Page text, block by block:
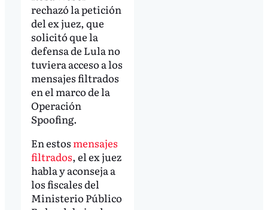
rechazó la petición
del ex juez, que
solicitó que la
defensa de Lula no
tuviera acceso a los
mensajes filtrados
en el marco de la
Operación
Spoofing.
En estos mensajes
filtrados, el ex juez
habla y aconseja a
los fiscales del
Ministerio Público